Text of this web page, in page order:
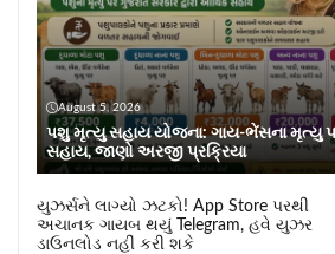
August 5, 2026
પશુ મૃત્યુ સહાય યોજના: ગાય-ભેંસના મૃત્યુ
સહાય, જાણો અરજી પ્રક્રિયા
યુઝર્સને લાગ્યો ઝટકો! App Store પરથી
અચાનક ગાયબ થયું Telegram, હવે યુઝર
ડાઉનલોડ નહીં કરી શકે